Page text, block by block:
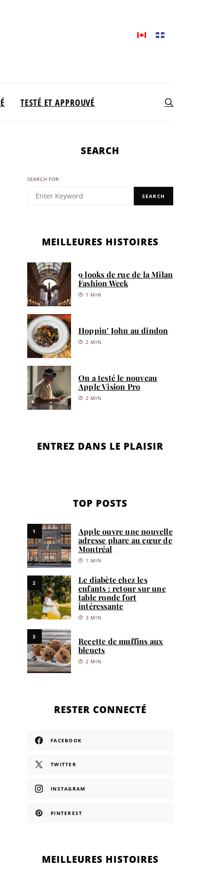
TESTÉ ET APPROUVÉ
SEARCH
SEARCH FOR:
SEARCH
MEILLEURES HISTOIRES
9 looks de rue de la Milan
Fashion Week
1 MIN
Hoppin’ John au dindon
2 MIN
On a testé le nouveau
Apple Vision Pro
2 MIN
ENTREZ DANS LE PLAISIR
TOP POSTS
1
Apple ouvre une nouvelle
adresse phare au cœur de
Montréal
1 MIN
2
Le diabète chez les
enfants : retour sur une
table ronde fort
intéressante
3 MIN
3
Recette de muffins aux
bleuets
2 MIN
RESTER CONNECTÉ
FACEBOOK
TWITTER
INSTAGRAM
PINTEREST
MEILLEURES HISTOIRES